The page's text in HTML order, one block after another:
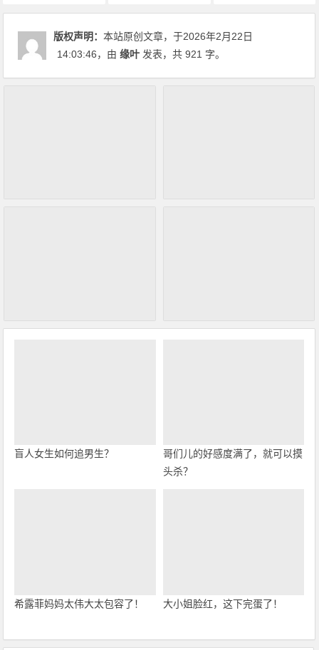
版权声明：本站原创文章，于2026年2月22日
14:03:46，由缘叶 发表，共 921 字。
盲人女生如何追男生？
哥们儿的好感度满了，就可以摸
头杀？
希露菲妈妈太伟大太包容了！ 大小姐脸红，这下完蛋了！